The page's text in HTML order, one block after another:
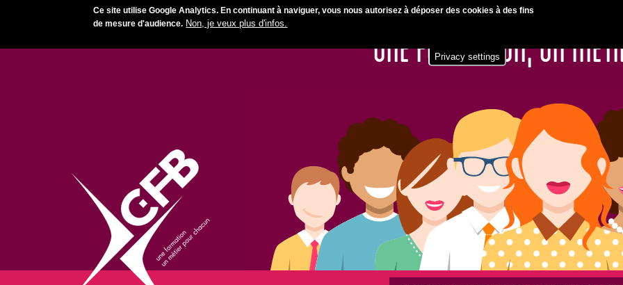
Privacy settings
Ce site utilise Google Analytics. En continuant à naviguer, vous nous autorisez à déposer des cookies à des fins
de mesure d'audience. Non, je veux plus d'infos.
Jump to navigation
FORMATION PROFESSIONNELLE POUR ADULTES /
UNE FORMATION, UN